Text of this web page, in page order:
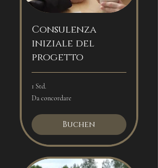
Consulenza
iniziale del
progetto
1 Std.
Da
concordare
Da concordare
Buchen